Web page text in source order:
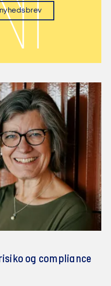
og compliance